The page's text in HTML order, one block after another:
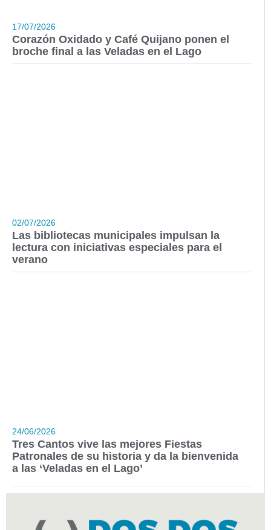
17/07/2026
Corazón Oxidado y Café Quijano ponen el
broche final a las Veladas en el Lago
02/07/2026
Las bibliotecas municipales impulsan la
lectura con iniciativas especiales para el
verano
24/06/2026
Tres Cantos vive las mejores Fiestas
Patronales de su historia y da la bienvenida
a las ‘Veladas en el Lago’